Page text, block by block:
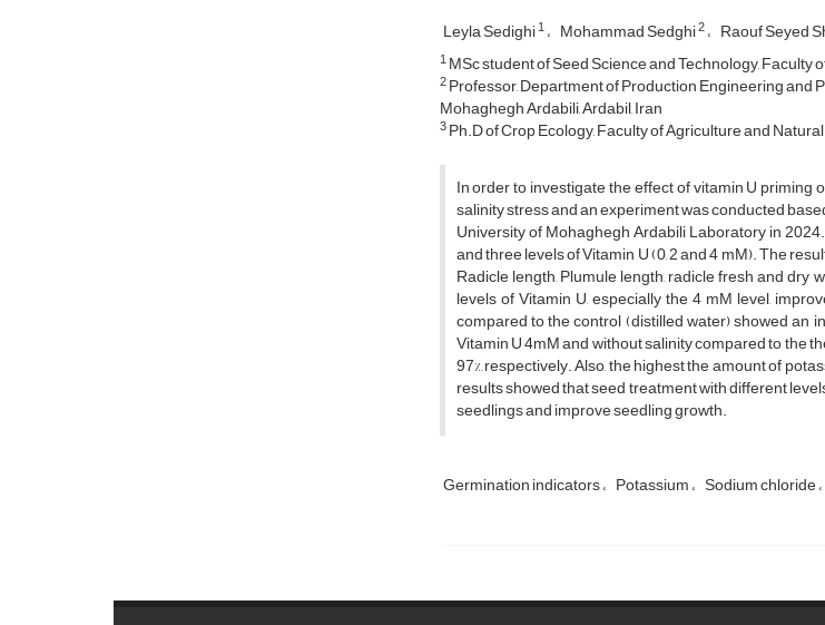
Leyla Sedighi1 Mohammad Sedghi2 Raouf Seyed
1MSc student of Seed Science and Technology, Faculty
2Professor, Department of Production Engineering and
Mohaghegh Ardabili, Ardabil, Iran
3Ph.D of Crop Ecology, Faculty of Agriculture and
In order to investigate the effect of vitamin U
salinity stress and an experiment was conducted
University of Mohaghegh Ardabili Laboratory in
and three levels of Vitamin U (0, 2 and 4 mM). The
Radicle length, Plumule length, radicle fresh and
levels of Vitamin U, especially the 4 mM level,
compared to the control (distilled water) showed an
Vitamin U 4mM and without salinity compared to the
97%, respectively. Also, the highest the amount of
results showed that seed treatment with different
seedlings and improve seedling growth.
Germination indicators Potassium Sodium chloride